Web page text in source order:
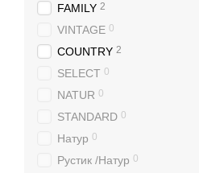
FAMILY 2
VINTAGE 0
COUNTRY 2
SELECT 0
NATUR 0
STANDARD 0
Натур 0
Рустик /Натур 0